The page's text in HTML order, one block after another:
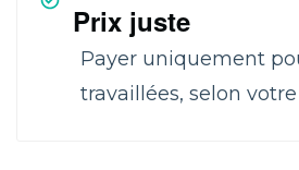
Prix juste
Payer uniquement
travaillées, selon